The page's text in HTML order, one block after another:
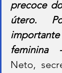
precoce
útero.
feminina
Neto,